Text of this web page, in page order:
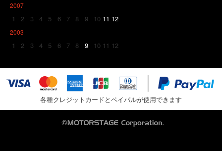
2007
1 2 3 4 5 6 7 8 9 10 11 12
2003
1 2 3 4 5 6 7 8 9 10 11 12
各種クレジットカードとペイパルが使用できます